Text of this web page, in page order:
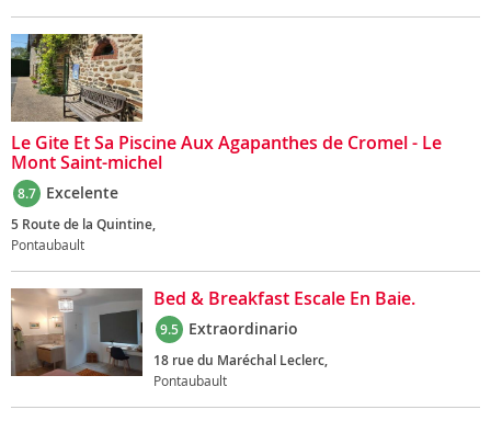
Le Gite Et Sa Piscine Aux Agapanthes de Cromel - Le
Mont Saint-michel
8.7 Excelente
5 Route de la Quintine,
Pontaubault
Bed & Breakfast Escale En Baie.
9.5 Extraordinario
18 rue du Maréchal Leclerc,
Pontaubault